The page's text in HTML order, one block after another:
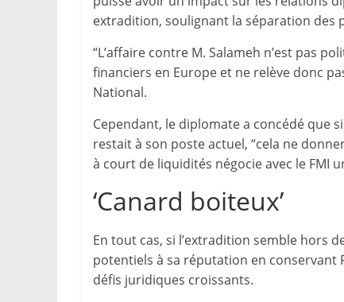
extradition, soulignant la séparation des
“L’affaire contre M. Salameh n’est pas
financiers en Europe et ne relève donc
National.
Cependant, le diplomate a concédé que
restait à son poste actuel, “cela ne
à court de liquidités négocie avec le FMI
‘Canard boiteux’
En tout cas, si l’extradition semble hors
potentiels à sa réputation en conservant
défis juridiques croissants.